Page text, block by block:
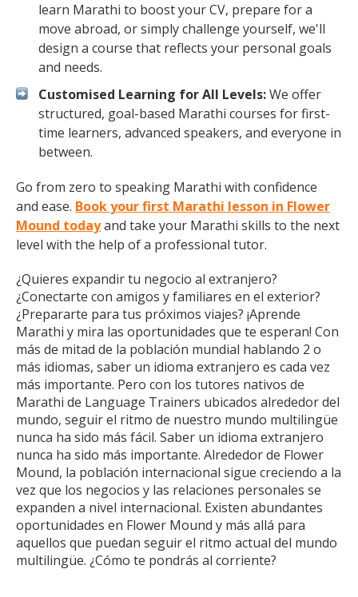
learn Marathi to boost your CV, prepare for a
move abroad, or simply challenge yourself, we'll
design a course that reflects your personal goals
and needs.
Customised Learning for All Levels:We offer
structured, goal-based Marathi courses for first-
time learners, advanced speakers, and everyone in
between.
Go from zero to speaking Marathi with confidence
and ease. Book your first Marathi lesson in Flower
Mound todayand take your Marathi skills to the next
level with the help of a professional tutor.
¿Quieres expandir tu negocio al extranjero?
¿Conectarte con amigos y familiares en el exterior?
¿Prepararte para tus próximos viajes? ¡Aprende
Marathi y mira las oportunidades que te esperan! Con
más de mitad de la población mundial hablando 2 o
más idiomas, saber un idioma extranjero es cada vez
más importante. Pero con los tutores nativos de
Marathi de Language Trainers ubicados alrededor del
mundo, seguir el ritmo de nuestro mundo multilingüe
nunca ha sido más fácil. Saber un idioma extranjero
nunca ha sido más importante. Alrededor de Flower
Mound, la población internacional sigue creciendo a la
vez que los negocios y las relaciones personales se
expanden a nivel internacional. Existen abundantes
oportunidades en Flower Mound y más allá para
aquellos que puedan seguir el ritmo actual del mundo
multilingüe. ¿Cómo te pondrás al corriente?